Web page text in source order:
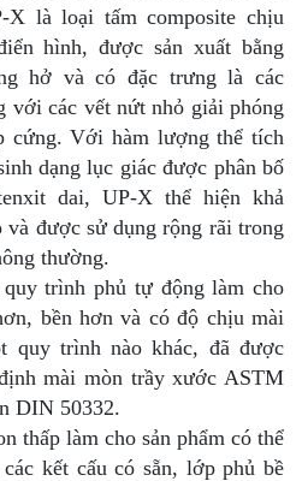
X là loại tấm composite chịu
hình, được sản xuất bằng
hở và có đặc trưng là các
với các vết nứt nhỏ giải phóng
cứng. Với hàm lượng thể tích
dạng lục giác được phân bố
dai, UP-X thể hiện khả
và được sử dụng rộng rãi trong
thường.
trình phủ tự động làm cho
bền hơn và có độ chịu mài
quy trình nào khác, đã được
mài mòn trầy xước ASTM
DIN 50332.
thấp làm cho sản phẩm có thể
kết cấu có sẵn, lớp phủ bề